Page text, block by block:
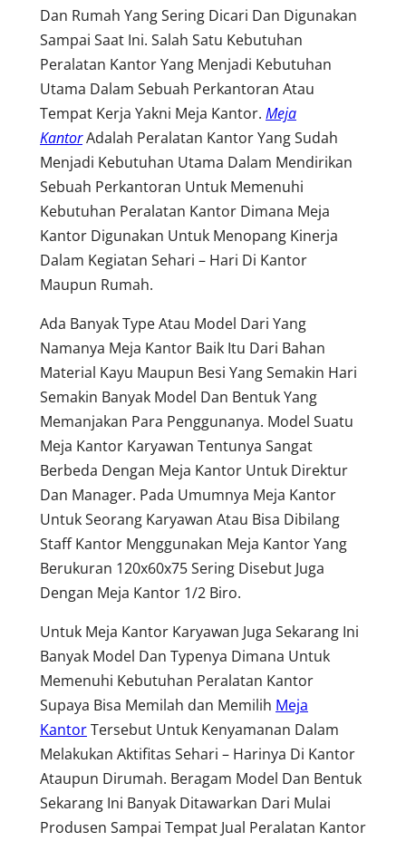
Dan Rumah Yang Sering Dicari Dan Digunakan
Sampai Saat Ini. Salah Satu Kebutuhan
Peralatan Kantor Yang Menjadi Kebutuhan
Utama Dalam Sebuah Perkantoran Atau
Tempat Kerja Yakni Meja Kantor. Meja
KantorAdalah Peralatan Kantor Yang Sudah
Menjadi Kebutuhan Utama Dalam Mendirikan
Sebuah Perkantoran Untuk Memenuhi
Kebutuhan Peralatan Kantor Dimana Meja
Kantor Digunakan Untuk Menopang Kinerja
Dalam Kegiatan Sehari – Hari Di Kantor
Maupun Rumah.
Ada Banyak Type Atau Model Dari Yang
Namanya Meja Kantor Baik Itu Dari Bahan
Material Kayu Maupun Besi Yang Semakin Hari
Semakin Banyak Model Dan Bentuk Yang
Memanjakan Para Penggunanya. Model Suatu
Meja Kantor Karyawan Tentunya Sangat
Berbeda Dengan Meja Kantor Untuk Direktur
Dan Manager. Pada Umumnya Meja Kantor
Untuk Seorang Karyawan Atau Bisa Dibilang
Staff Kantor Menggunakan Meja Kantor Yang
Berukuran 120x60x75 Sering Disebut Juga
Dengan Meja Kantor 1/2 Biro.
Untuk Meja Kantor Karyawan Juga Sekarang Ini
Banyak Model Dan Typenya Dimana Untuk
Memenuhi Kebutuhan Peralatan Kantor
Supaya Bisa Memilah dan Memilih Meja
KantorTersebut Untuk Kenyamanan Dalam
Melakukan Aktifitas Sehari – Harinya Di Kantor
Ataupun Dirumah. Beragam Model Dan Bentuk
Sekarang Ini Banyak Ditawarkan Dari Mulai
Produsen Sampai Tempat Jual Peralatan Kantor